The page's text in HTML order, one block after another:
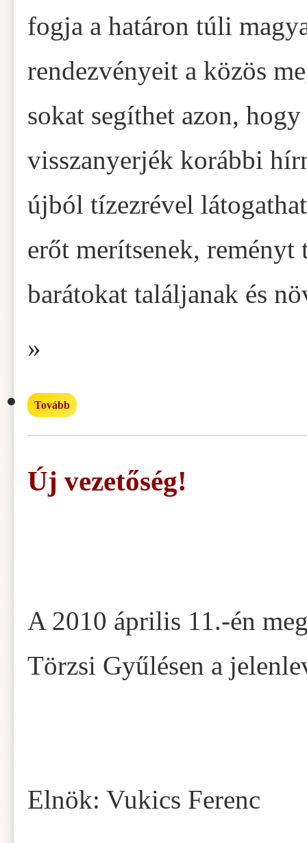
fogja a határon túli
rendezvényeit a közös
sokat segíthet azon,
visszanyerjék korábbi
újból tízezrével
erőt merítsenek,
barátokat találjanak és
»
Tovább
Új vezetőség!
A 2010 április 11.-én
Törzsi Gyűlésen a
Elnök: Vukics Ferenc